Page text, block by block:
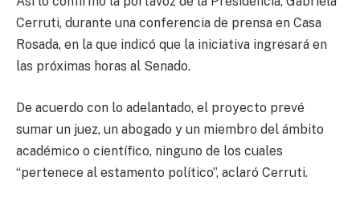
Cerruti, durante una conferencia de prensa en Casa
Rosada, en la que indicó que la iniciativa ingresará en
las próximas horas al Senado.
De acuerdo con lo adelantado, el proyecto prevé
sumar un juez, un abogado y un miembro del ámbito
académico o científico, ninguno de los cuales
“pertenece al estamento político”, aclaró Cerruti.